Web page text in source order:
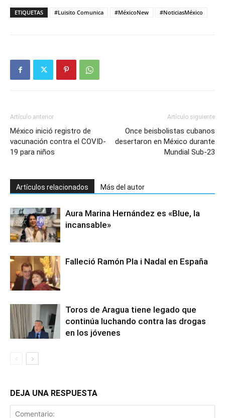
ETIQUETAS #Luisito Comunica #MéxicoNew #NoticiasMéxico
Artículo anterior
México inició registro de
vacunación contra el COVID-
19 para niños
Artículo siguiente
Once beisbolistas cubanos
desertaron en México durante
Mundial Sub-23
Artículos relacionados Más del autor
Aura Marina Hernández es «Blue, la
incansable»
Falleció Ramón Pla i Nadal en España
Toros de Aragua tiene legado que
continúa luchando contra las drogas
en los jóvenes
DEJA UNA RESPUESTA